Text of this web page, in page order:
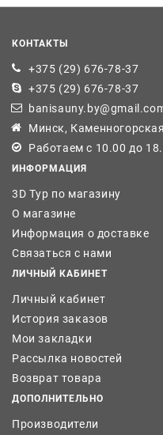
КОНТАКТЫ
+375 (29) 676-78-37
+375 (29) 676-78-37
Минск,
Работаем с 10.00 до
ИНФОРМАЦИЯ
3D Тур по магазину
О магазине
Информация о доставке
Связаться с нами
ЛИЧНЫЙ КАБИНЕТ
Личный кабинет
История заказов
Мои закладки
Рассылка новостей
Возврат товара
ДОПОЛНИТЕЛЬНО
Производители